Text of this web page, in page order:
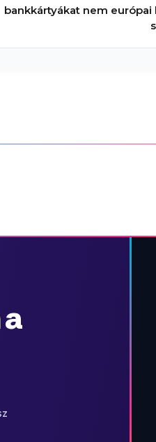
bankkártyákat nem európai